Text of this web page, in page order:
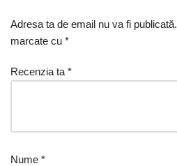
Adresa ta de email nu va fi publicată.
marcate cu *
Recenzia ta *
Nume *